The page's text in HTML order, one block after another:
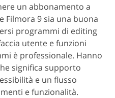
un abbonamento a
Filmora 9 sia una buona
programmi di editing
utente e funzioni
è professionale. Hanno
significa supporto
e un flusso
e funzionalità.